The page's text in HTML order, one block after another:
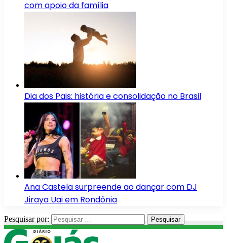
com apoio da família
Dia dos Pais: história e consolidação no Brasil
Ana Castela surpreende ao dançar com DJ
Jiraya Uai em Rondônia
Pesquisar por: